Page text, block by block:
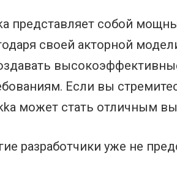
представляет собой
своей акторной
Если вы
может стать отличным
разработчики уже не